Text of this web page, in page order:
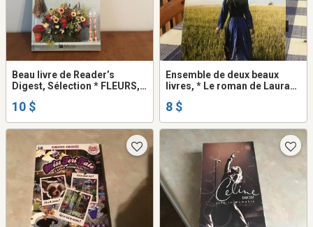
Beau livre de Reader’s
Digest, Sélection * FLEURS,
10 $
Ensemble de deux beaux
livres, * Le roman de Laura
8 $